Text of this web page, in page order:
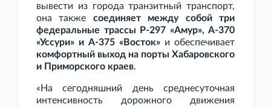
вывести из города транзитный транспорт,
она также соединяет между собой три
федеральные трассы Р-297 «Амур», А-370
«Уссури» и А-375 «Восток» и обеспечивает
комфортный выход на порты Хабаровского
и Приморского краев.
«На сегодняшний день среднесуточная
интенсивность дорожного движения